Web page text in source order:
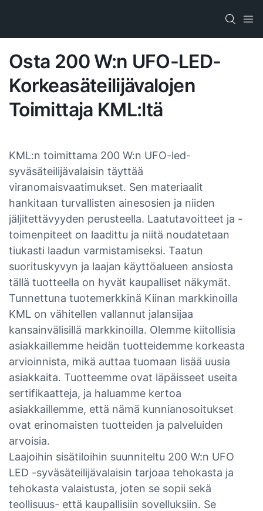
Osta 200 W:n UFO-LED-
Korkeasäteilijävalojen
Toimittaja KML:ltä
KML:n toimittama 200 W:n UFO-led-
syväsäteilijävalaisin täyttää
viranomaisvaatimukset. Sen materiaalit
hankitaan turvallisten ainesosien ja niiden
jäljitettävyyden perusteella. Laatutavoitteet ja -
toimenpiteet on laadittu ja niitä noudatetaan
tiukasti laadun varmistamiseksi. Taatun
suorituskyvyn ja laajan käyttöalueen ansiosta
tällä tuotteella on hyvät kaupalliset näkymät.
Tunnettuna tuotemerkkinä Kiinan markkinoilla
KML on vähitellen vallannut jalansijaa
kansainvälisillä markkinoilla. Olemme kiitollisia
asiakkaillemme heidän tuotteidemme korkeasta
arvioinnista, mikä auttaa tuomaan lisää uusia
asiakkaita. Tuotteemme ovat läpäisseet useita
sertifikaatteja, ja haluamme kertoa
asiakkaillemme, että nämä kunnianosoitukset
ovat erinomaisten tuotteiden ja palveluiden
arvoisia.
Laajoihin sisätiloihin suunniteltu 200 W:n UFO
LED -syväsäteilijävalaisin tarjoaa tehokasta ja
tehokasta valaistusta, joten se sopii sekä
teollisuus- että kaupallisiin sovelluksiin. Se